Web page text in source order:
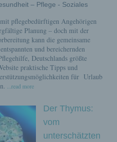
– Pflege - Soziales
pflegebedürftigen Angehörigen
Planung – doch mit der
kann die gemeinsame
und bereichernden
Deutschlands größte
praktische Tipps und
für Urlaub
...read more
Der Thymus:
vom
unterschätzten